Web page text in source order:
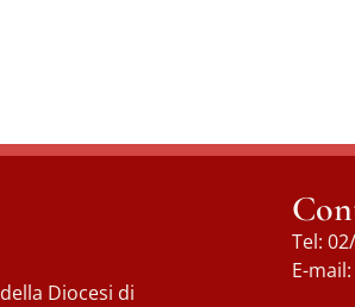
Diocesi di
Tel:
E-mail: